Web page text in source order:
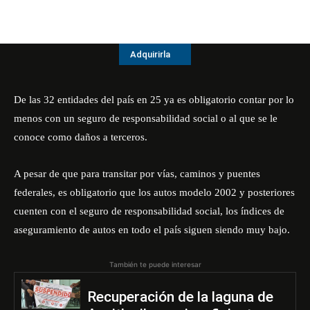
Adquirirla
De las 32 entidades del país en 25 ya es obligatorio contar por lo
menos con un seguro de responsabilidad social o al que se le
conoce como daños a terceros.
A pesar de que para transitar por vías, caminos y puentes
federales, es obligatorio que los autos modelo 2002 y posteriores
cuenten con el seguro de responsabilidad social, los índices de
aseguramiento de autos en todo el país siguen siendo muy bajo.
También te puede interesar
Recuperación de la laguna de